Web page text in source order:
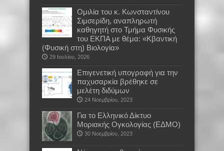
Oμιλία του κ. Κωνσταντίνου
Σιμσερίδη, αναπληρωτή
καθηγητή στο Τμήμα Φυσικής
του ΕΚΠΑ με θέμα: «Κβαντική
(Φυσική στη) Βιολογία»
29 Ιουλίου, 2026
Επιγενετική υπογραφή για την
παχυσαρκία βρέθηκε σε
μελέτη διδύμων
24 Νοεμβρίου, 2023
Για το Ελληνικό Δίκτυο
Μοριακής Ογκολογίας (ΕΔΜΟ)
30 Νοεμβρίου, 2023